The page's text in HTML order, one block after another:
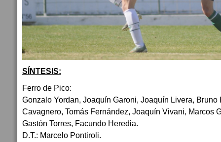
SÍNTESIS:
Ferro de Pico:
Gonzalo Yordan, Joaquín Garoni, Joaquín Livera,
Cavagnero, Tomás Fernández, Joaquín Vivani, Marcos
Gastón Torres, Facundo Heredia.
D.T.: Marcelo Pontiroli.